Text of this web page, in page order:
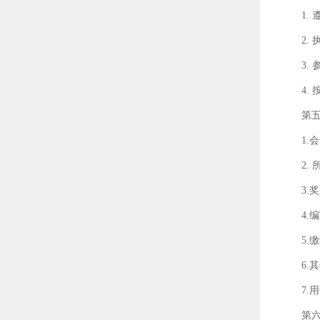
1.
2.
3.
4.
第
1.
2.
3.
4.
5.
6.
7.
第